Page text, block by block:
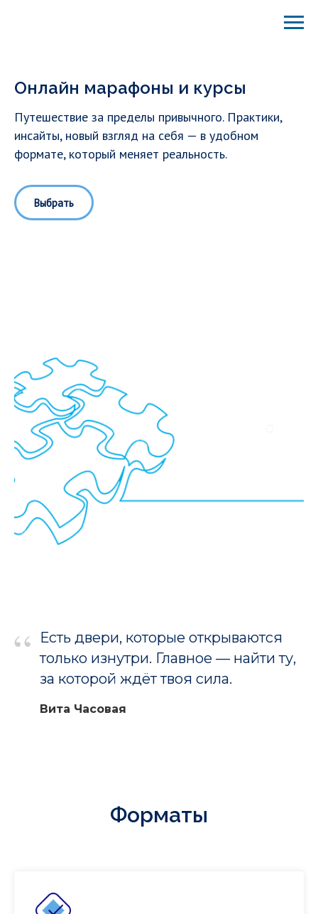
Онлайн марафоны и курсы
Путешествие за пределы привычного. Практики,
инсайты, новый взгляд на себя — в удобном
формате, который меняет реальность.
Выбрать
“
Есть двери, которые открываются
только изнутри. Главное — найти ту,
за которой ждёт твоя сила.
Вита Часовая
Форматы